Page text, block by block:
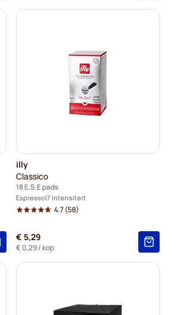
illy
Classico
18 E.S.E pads
Espresso 7 Intensiteit
4.7(58)
€ 5,29
€ 0,29/ kop